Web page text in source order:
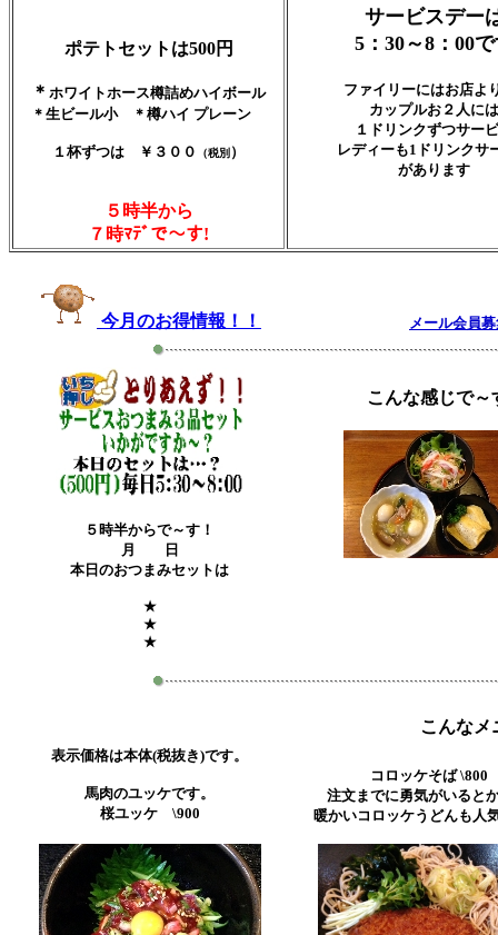
ポテトセットは500円
＊ ホワイトホース樽詰めハイボール
＊生ビール小 ＊樽ハイ プレーン
１杯ずつは ￥３００ （税別 ）
５時半から
７時ﾏﾃﾞで～す!
サービスデー
5：30～8：00
ファイリーにはお店よ
カップルお２人には
１ドリンクずつサー
レディーも1ドリンクサ
があります
今月のお得情報！！ メール会員
５時半からで～す！
月 日
本日のおつまみセットは
★
★
★
こんな感じで
こんなメ
表示価格は本体(税抜き)です。
馬肉のユッケです。
桜ユッケ \900
コロッケそば \800
注文までに勇気がいると
暖かいコロッケうどんも人